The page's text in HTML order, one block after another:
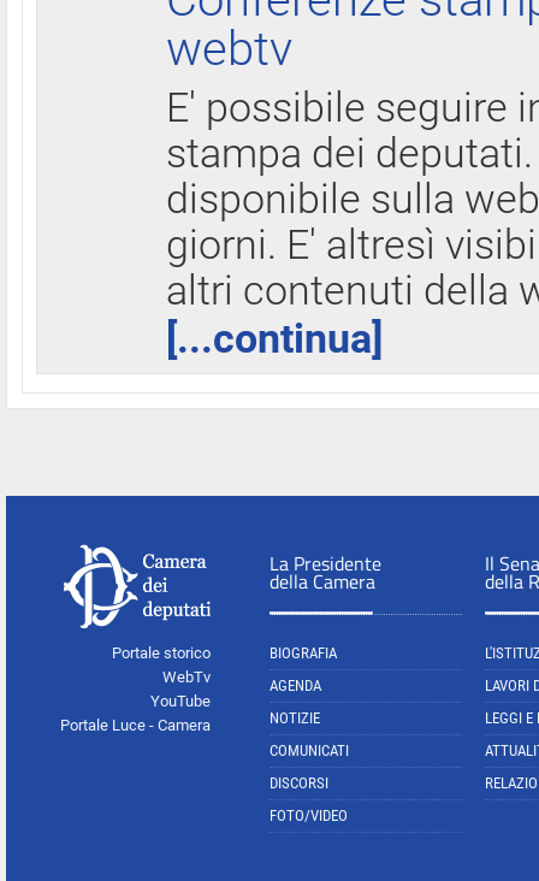
webtv
E' possibile seguire
stampa dei
disponibile sulla
giorni. E' altresì
altri contenuti della
[...continua]
Portale storico
WebTv
YouTube
Portale Luce - Camera
La Presidente
della Camera
BIOGRAFIA
AGENDA
NOTIZIE
COMUNICATI
DISCORSI
FOTO/VIDEO
Il
della
LAVORI
LEGGI E